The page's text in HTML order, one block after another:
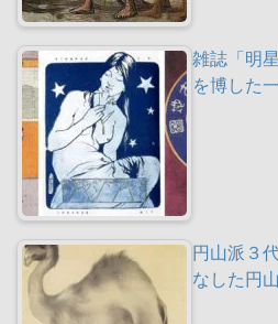
雑誌「明
を博した
円山派３
なした円